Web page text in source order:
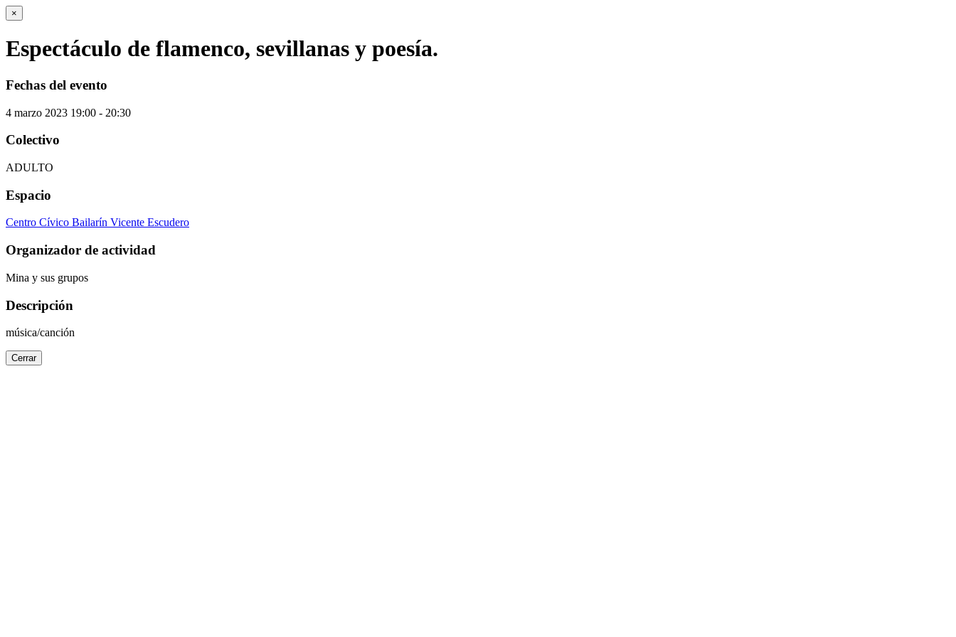
×
Espectáculo de flamenco, sevillanas y poesía.
Fechas del evento
4 marzo 2023 19:00 - 20:30
Colectivo
ADULTO
Espacio
Centro Cívico Bailarín Vicente Escudero
Organizador de actividad
Mina y sus grupos
Descripción
música/canción
Cerrar